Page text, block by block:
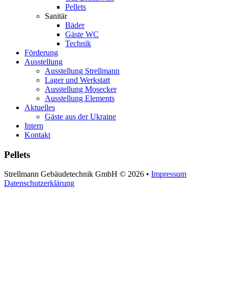
Pellets
Sanitär
Bäder
Gäste WC
Technik
Förderung
Ausstellung
Ausstellung Strellmann
Lager und Werkstatt
Ausstellung Mosecker
Ausstellung Elements
Aktuelles
Gäste aus der Ukraine
Intern
Kontakt
Pellets
Strellmann Gebäudetechnik GmbH © 2026 • Impressum
Datenschutzerklärung